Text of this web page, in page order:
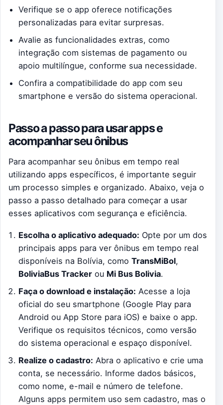
Verifique se o app oferece notificações
personalizadas para evitar surpresas.
Avalie as funcionalidades extras, como
integração com sistemas de pagamento ou
apoio multilíngue, conforme sua necessidade.
Confira a compatibilidade do app com seu
smartphone e versão do sistema operacional.
Passo a passo para usar apps e
acompanhar seu ônibus
Para acompanhar seu ônibus em tempo real
utilizando apps específicos, é importante seguir
um processo simples e organizado. Abaixo, veja o
passo a passo detalhado para começar a usar
esses aplicativos com segurança e eficiência.
Escolha o aplicativo adequado: Opte por um dos
principais apps para ver ônibus em tempo real
disponíveis na Bolívia, comoTransMiBol,
BoliviaBus Tracker ou Mi Bus Bolivia.
Faça o download e instalação: Acesse a loja
oficial do seu smartphone (Google Play para
Android ou App Store para iOS) e baixe o app.
Verifique os requisitos técnicos, como versão
do sistema operacional e espaço disponível.
Realize o cadastro: Abra o aplicativo e crie uma
conta, se necessário. Informe dados básicos,
como nome, e-mail e número de telefone.
Alguns apps permitem uso sem cadastro, mas o